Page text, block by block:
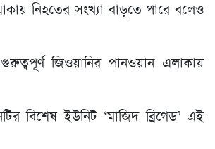
নিহতের সংখ্যা বাড়তে পারে বলেও
জিওয়ানির পানওয়ান এলাকায়
বিশেষ ইউনিট ‘মাজিদ ব্রিগেড’ এই